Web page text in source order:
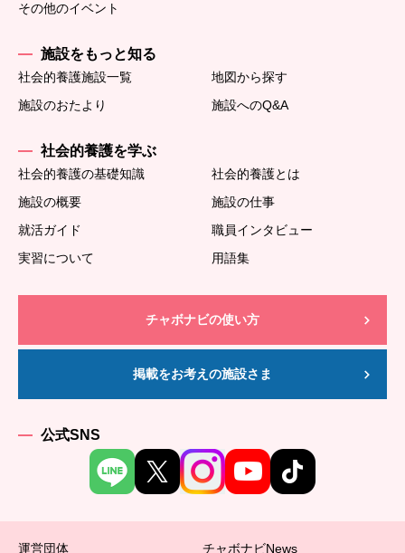
その他のイベント
施設をもっと知る
社会的養護施設一覧
地図から探す
施設のおたより
施設へのQ&A
社会的養護を学ぶ
社会的養護の基礎知識
社会的養護とは
施設の概要
施設の仕事
就活ガイド
職員インタビュー
実習について
用語集
チャボナビの使い方
掲載をお考えの施設さま
公式SNS
運営団体 チャボナビNews